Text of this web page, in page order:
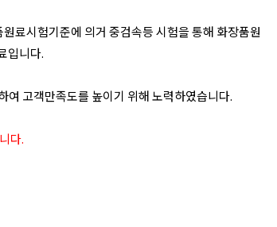
료시험기준에 의거 중검속등 시험을 통해 화장품원
입니다.
고객만족도를 높이기 위해 노력하였습니다.
다.